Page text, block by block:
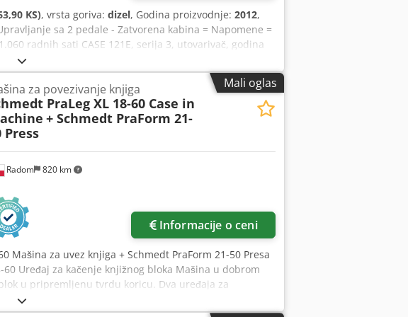
KS), vrsta goriva: dizel, Godina proizvodnje: 2012,
sa 2 pedale - Zatvorena kabina = Napomene =
radnih sati CASE 121E, serija 3, utovarivač, godina
samo 1.060 radnih sati. Dkodpfezrd Uaex Al Der
Pogodna je za različite primene i spremna je za
* Samo 1.060 radnih sati * Dobro tehničko i vizuelno
ili za dogovor oko termina za pregled, slobodno nas
2012 Sopstvena težina: 5.800 kg Nosivost: 1.540
vrlo dobro Vizuelno stanje: vrlo dobro Serijski broj:
za dodatne informacije.
Mali oglas
Radom 820 km
za povezivanje knjiga
PraLeg XL 18-60 Case in
+ Schmedt PraForm 21-
Press
Informacije o ceni
Mašina za uvez knjiga + Schmedt PraForm 21-50 Presa
60 Uređaj za kačenje knjižnog bloka Mašina u dobrom
u pripremljenu tvrdu koricu. Dva uređaja za
lepka. Format: Visina bloka: 80 – 450 mm Širina
oko 200 – 300 kom/h Napajanje: 230V Težina: